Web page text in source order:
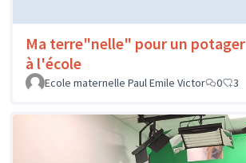
Ma terre"nelle" pour un potager
à l'école
Ecole maternelle Paul Emile Victor
0 3